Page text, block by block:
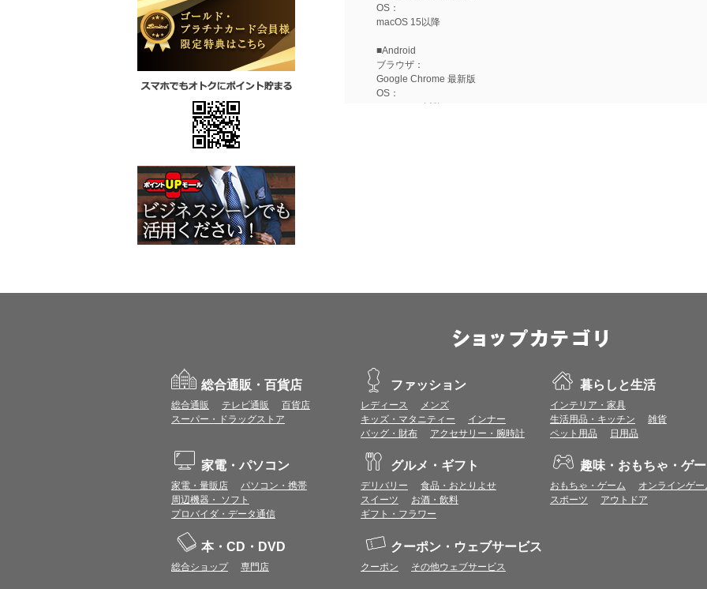
OS：
macOS 15以降
■Android
ブラウザ：
Google Chrome 最新版
OS：
Android 15以降
ポイント付与につきまして
ワールドプレゼントのポイント通常1倍分に加え、上乗せとなる1〜19倍分のポ
ントとして付与いたします。
プレミアムポイントの付与予定時期は、カードご利用代金のご請求月と異なる
とに異なりますので、各ショップのショップ詳細ページにてご確認ください。
200円のご利用につき1ポイントとして計算されるため、一部の法人カード等に
が異なる場合があります。
対象サイトにアクセス後、カード決済前に別サイトにアクセスした場合は、ポ
商品購入後、購入内容等に変更があった場合は、プレミアムポイント付与の対
商品をキャンセル・返品した場合は、プレミアムポイント付与の対象となりませ
同一ショップで複数回ご利用される場合は、1回のご利用ごとにポイントUPモ
一部対象外となるサービスがあります。
ワールドプレゼントのお問合せの際は各ショップが発行する注文番号等が必要
に届く注文番号等の記載のあるメールを必ず保管してください。
総合通販・百貨店
総合通販 テレビ通販
百貨店
スーパー・ドラッグストア
ファッション
レディース
メンズ
キッズ・マタニティー
インナー
バッグ・財布
アクセサリー・腕時計
暮らしと生活
インテリア・家具
生活用品・キッチン
雑貨
ペット用品
日用品
家電・パソコン
家電・量販店
パソコン・携帯
周辺機器・ ソフト
プロバイダ・データ通信
グルメ・ギフト
デリバリー
食品・おとりよせ
スイーツ
お酒・飲料
ギフト・フラワー
趣味・おもちゃ・ゲ
おもちゃ・ゲーム
オンラインゲー
スポーツ
アウトドア
本・CD・DVD
総合ショップ 専門店
クーポン・ウェブサービス
クーポン その他ウェブサービス